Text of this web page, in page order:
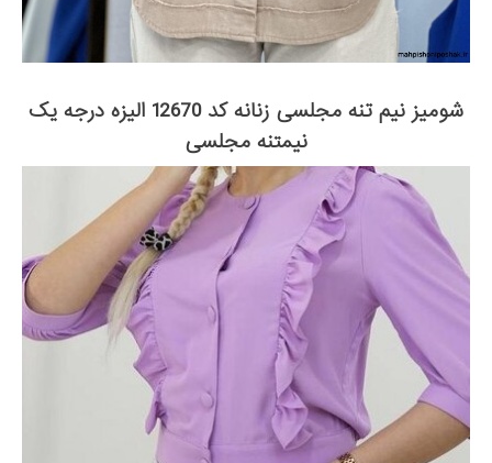
شومیز نیم تنه مجلسی زنانه کد 12670 الیزه درجه یک
نیمتنه مجلسی